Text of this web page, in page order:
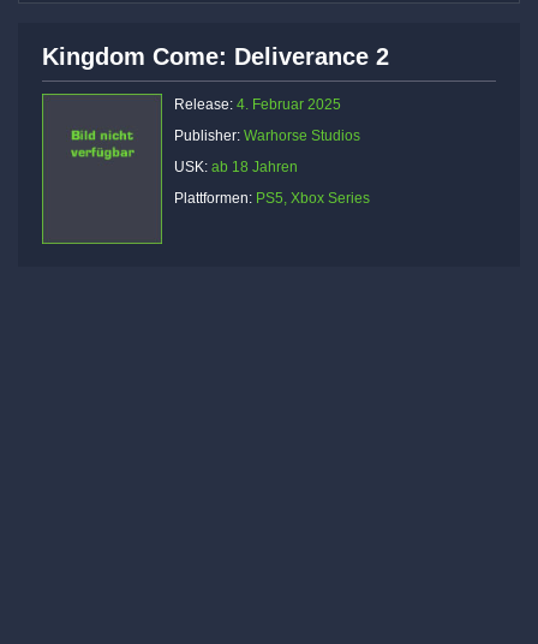
Kingdom Come: Deliverance 2
Release: 4. Februar 2025
Publisher: Warhorse Studios
USK: ab 18 Jahren
Plattformen: PS5, Xbox Series